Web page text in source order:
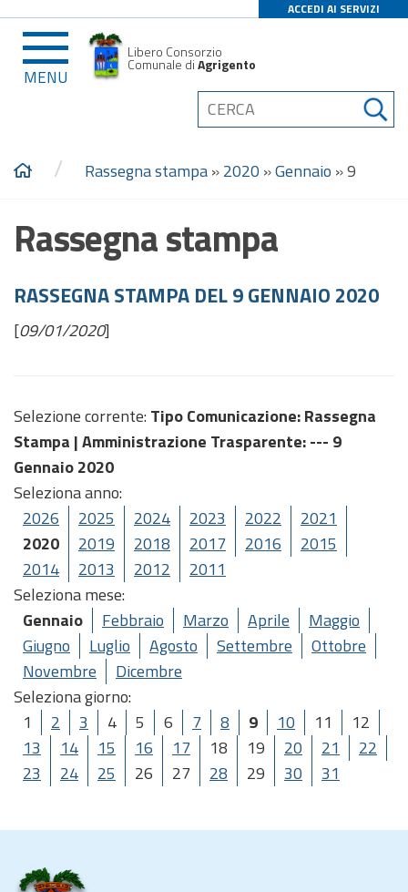
ACCEDI AI SERVIZI
MENU
Libero Consorzio
Comunale diAgrigento
/ Rassegna stampa»2020 »Gennaio »9
Rassegna stampa
RASSEGNA STAMPA DEL 9 GENNAIO 2020
[09/01/2020]
Selezione corrente: Tipo Comunicazione: Rassegna
Stampa |Amministrazione Trasparente: --- 9
Gennaio 2020
Seleziona anno:
2026
2025 2024 2023 2022
2021
2020
2019 2018 2017 2016
2015
2014
2013 2012
2011
Seleziona mese:
Gennaio
Febbraio Marzo Aprile
Maggio
Giugno
Luglio Agosto Settembre
Ottobre
Novembre
Dicembre
Seleziona giorno:
1
2 3 4 5 6 7 8 9 10 11
12
13
14 15 16 17 18 19 20 21
22
23
24 25 26 27 28 29 30 31